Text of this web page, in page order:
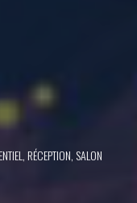
RÉCEPTION, SALON